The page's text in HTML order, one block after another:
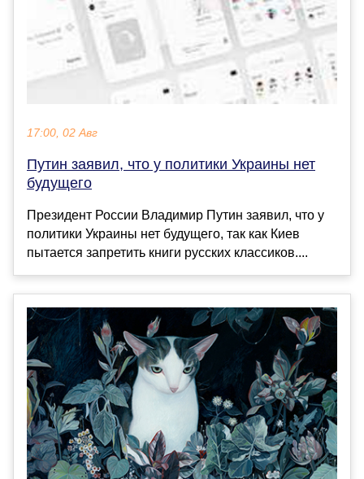
17:00, 02 Авг
Путин заявил, что у политики Украины нет
будущего
Президент России Владимир Путин заявил, что у
политики Украины нет будущего, так как Киев
пытается запретить книги русских классиков....